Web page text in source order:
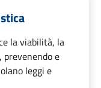
la viabilità, la
prevenendo e
leggi e